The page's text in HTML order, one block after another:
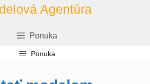
Agentúra
Ponuka
Ponuka